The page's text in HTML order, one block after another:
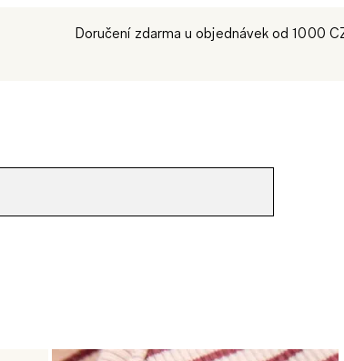
Doručení zdarma u objednávek od 1000